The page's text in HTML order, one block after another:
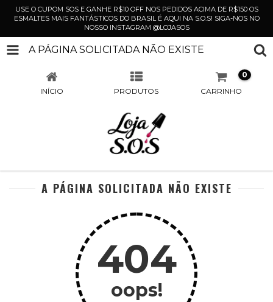
USE O CUPOM SOS E GANHE R$10 OFF NOS PEDIDOS ACIMA DE R$150 OS
ESMALTES MAIS FANTÁSTICOS DO BRASIL É AQUI NA S.O.S! SIGA-NOS NO
NOSSO INSTAGRAM @LOJASOS
A PÁGINA SOLICITADA NÃO EXISTE
INÍCIO PRODUTOS CARRINHO
0
A PÁGINA SOLICITADA NÃO EXISTE
404
oops!